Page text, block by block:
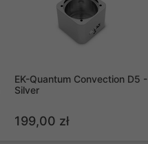
EK-Quantum Convection D5 -
Silver
199,00 zł